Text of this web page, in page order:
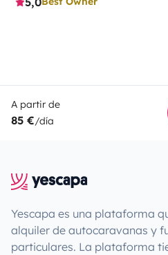
A partir de
85 €/día
Yescapa es una plataforma
alquiler de autocaravanas y
particulares. La plataforma